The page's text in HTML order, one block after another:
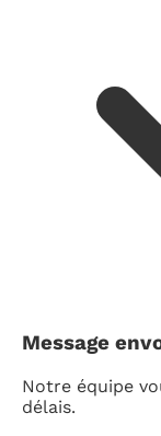
Message
Notre équipe
délais.